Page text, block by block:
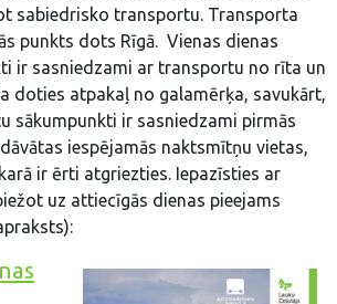
sabiedrisko transportu. Transporta
punkts dots Rīgā. Vienas dienas
ir sasniedzami ar transportu no rīta un
doties atpakaļ no galamērķa, savukārt,
sākumpunkti ir sasniedzami pirmās
iespējamās naktsmītņu vietas,
ir ērti atgriezties. Iepazīsties ar
uz attiecīgās dienas pieejams